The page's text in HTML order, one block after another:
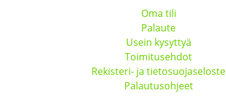
Oma tili
Palaute
Usein kysyttyä
Toimitusehdot
Rekisteri- ja tietosuojaseloste
Palautusohjeet